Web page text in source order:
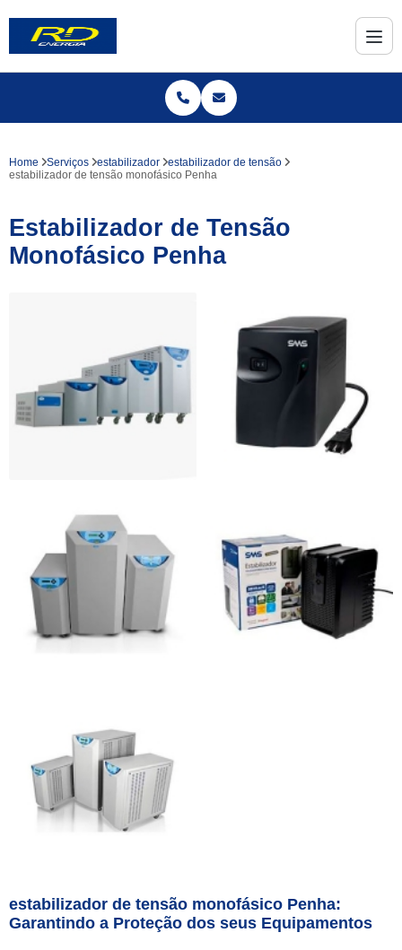
Home Serviços estabilizador
estabilizador de tensão
estabilizador de tensão monofásico Penha
Estabilizador de Tensão
Monofásico Penha
estabilizador de tensão monofásico Penha:
Garantindo a Proteção dos seus Equipamentos